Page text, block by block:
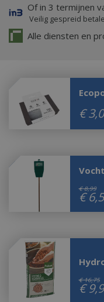
Of in 3 termijnen
Veilig gespreid
Alle diensten en
€ 3,
€ 8,99
€ 6,
€ 16,75
€ 9,